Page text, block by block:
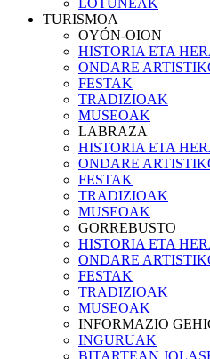
LOTUNEAK
TURISMOA
OYÓN-OION
HISTORIA ETA
ONDARE
FESTAK
TRADIZIOAK
MUSEOAK
LABRAZA
HISTORIA ETA
ONDARE
FESTAK
TRADIZIOAK
MUSEOAK
GORREBUSTO
HISTORIA ETA
ONDARE
FESTAK
TRADIZIOAK
MUSEOAK
INFORMAZIO
INGURUAK
BITARTEAN